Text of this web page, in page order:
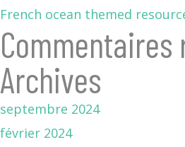
French ocean themed
Commentaires
Archives
septembre 2024
février 2024